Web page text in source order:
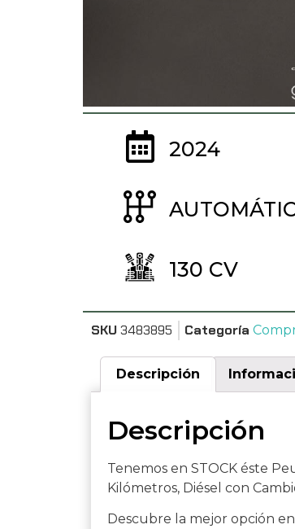
2024
130 CV
SKU 3483895 Categoría
Descripción
Descripción
Tenemos en STOCK éste
Kilómetros, Diésel con
Descubre la mejor opción